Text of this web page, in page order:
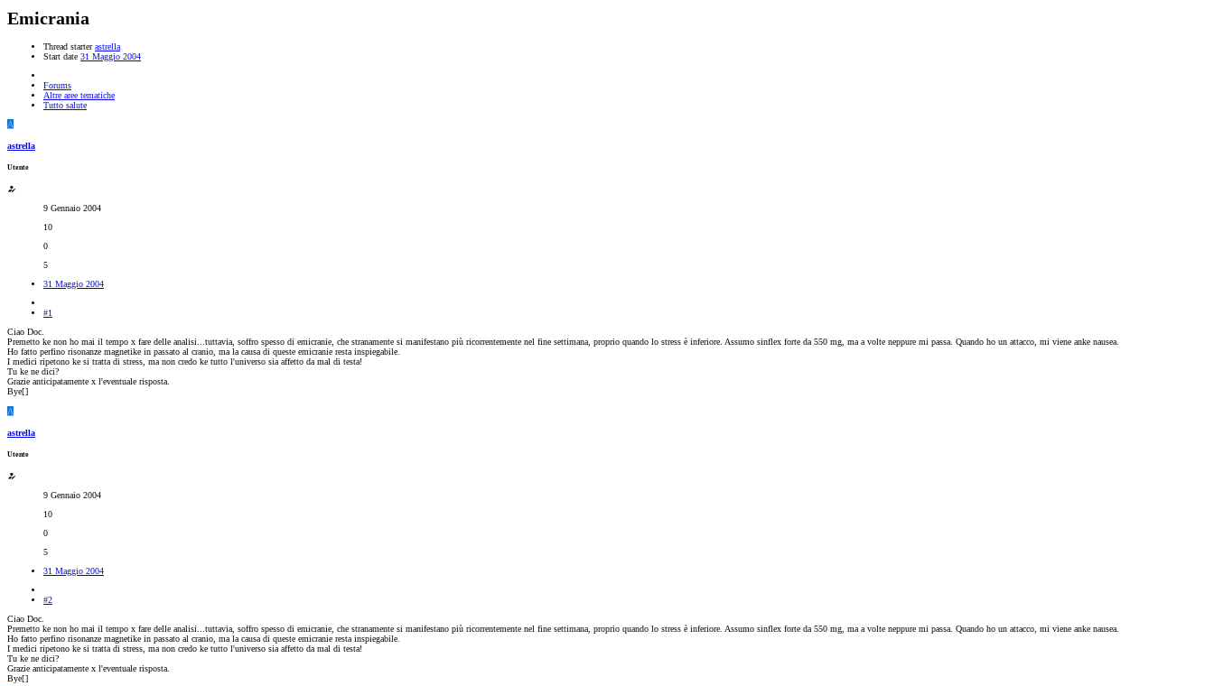
Emicrania
Thread starter astrella
Start date 31 Maggio 2004
Forums
Altre aree tematiche
Tutto salute
A
astrella
Utente
9 Gennaio 2004
10
0
5
31 Maggio 2004
#1
Ciao Doc.
Premetto ke non ho mai il tempo x fare delle analisi...tuttavia, soffro spesso di emicranie, che stranamente si manifestano più ricorrentemente nel fine settimana, proprio quando lo stress è inferiore. Assumo sinflex forte da 550 mg, ma a volte neppure mi passa. Quando ho un attacco, mi viene anke nausea.
Ho fatto perfino risonanze magnetike in passato al cranio, ma la causa di queste emicranie resta inspiegabile.
I medici ripetono ke si tratta di stress, ma non credo ke tutto l'universo sia affetto da mal di testa!
Tu ke ne dici?
Grazie anticipatamente x l'eventuale risposta.
Bye[]
A
astrella
Utente
9 Gennaio 2004
10
0
5
31 Maggio 2004
#2
Ciao Doc.
Premetto ke non ho mai il tempo x fare delle analisi...tuttavia, soffro spesso di emicranie, che stranamente si manifestano più ricorrentemente nel fine settimana, proprio quando lo stress è inferiore. Assumo sinflex forte da 550 mg, ma a volte neppure mi passa. Quando ho un attacco, mi viene anke nausea.
Ho fatto perfino risonanze magnetike in passato al cranio, ma la causa di queste emicranie resta inspiegabile.
I medici ripetono ke si tratta di stress, ma non credo ke tutto l'universo sia affetto da mal di testa!
Tu ke ne dici?
Grazie anticipatamente x l'eventuale risposta.
Bye[]